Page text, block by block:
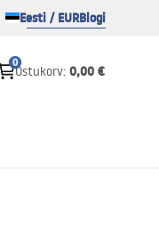
Eesti / EURBlogi
0
Ostukorv: 0,00 €